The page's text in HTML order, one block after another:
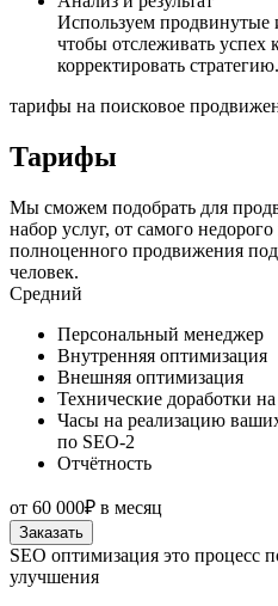
Используем продвинутые
чтобы отслеживать
корректировать стратегию.
тарифы на поисковое
Тарифы
Мы сможем подобрать для
набор услуг, от самого
полноценного продвижения
человек.
Средний
Персональный менеджер
Внутренняя оптимизация
Внешняя оптимизация
Технические доработки на
Часы на реализацию
по SEO-2
Отчётность
от 60 000₽ в месяц
Заказать
SEO оптимизация это процесс
улучшения